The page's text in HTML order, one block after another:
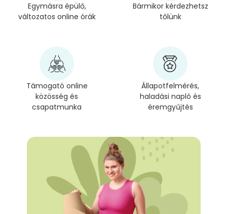
Egymásra épülő,
változatos online órák
Bármikor kérdezhetsz
tőlünk
Támogató online
közösség és
csapatmunka
Állapotfelmérés,
haladási napló és
éremgyűjtés